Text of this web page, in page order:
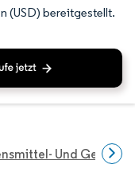
(USD) bereitgestellt.
Und